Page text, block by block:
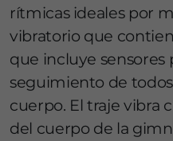
rítmicas ideales por
vibratorio que
que incluye sensores
seguimiento de
cuerpo. El traje vibra
del cuerpo de la